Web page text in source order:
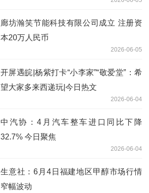
廊坊瀚笑节能科技有限公司成立 注册资
本20万人民币
2026-06-05
开屏遇皖|杨紫打卡“小李家”“敬爱堂”：希
望大家多来西递玩|今日热文
2026-06-04
中汽协：4月汽车整车进口同比下降
32.7% 今日聚焦
2026-06-04
生意社：6月4日福建地区甲醇市场行情
窄幅波动